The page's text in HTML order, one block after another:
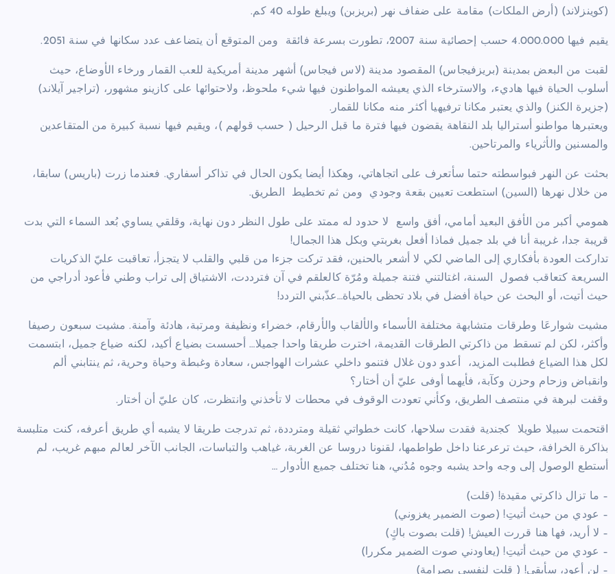
(كوينزلاند) (أرض الملكات) مقامة على ضفاف نهر (بريزبن) ويبلغ طوله 40 كم.
يقيم فيها 4.000.000 حسب إحصائية سنة 2007، تطورت بسرعة فائقة ومن المتوقع أن يتضاعف عدد سكانها في سنة 2051.
لقبت من البعض بمدينة (بريزفيجاس) المقصود مدينة (لاس فيجاس) أشهر مدينة أمريكية للعب القمار ورخاء الأوضاع، حيث
أسلوب الحياة فيها هاديء، والاسترخاء الذي يعيشه المواطنون فيها شيء ملحوظ، ولاحتوائها على كازينو مشهور، (تراجير آيلاند)
(جزيرة الكنز) والذي يعتبر مكانا ترفيهيا أكثر منه مكانا للقمار.
ويعتبرها مواطنو أستراليا بلد النقاهة يقضون فيها فترة ما قبل الرحيل ( حسب قولهم )، ويقيم فيها نسبة كبيرة من المتقاعدين
والمسنين والأثرياء والمرتاحين.
بحثت عن النهر فبواسطته حتما سأتعرف على اتجاهاتي، وهكذا أيضا يكون الحال في تذاكر أسفاري. فعندما زرت (باريس) سابقا،
من خلال نهرها (السين) استطعت تعيين بقعة وجودي ومن ثم تخطيط الطريق.
همومي أكبر من الأفق البعيد أمامي، أفق واسع لا حدود له ممتد على طول النظر دون نهاية، وقلقي يساوي بُعد السماء التي بدت
قريبة جدا، غريبة أنا في بلد جميل فماذا أفعل بغربتي وبكل هذا الجمال!
تداركت العودة بأفكاري إلى الماضي لكي لا أشعر بالحنين، فقد تركت جزءا من قلبي والقلب لا يتجزأ، تعاقبت عليّ الذكريات
السريعة كتعاقب فصول السنة، اغتالتني فتنة جميلة ومُرّة كالعلقم في آن فترددت، الاشتياق إلى تراب وطني فأعود أدراجي من
حيث أتيت، أو البحث عن حياة أفضل في بلاد تحظى بالحياة…عذّبني التردد!
مشيت شوارعَا وطرقات متشابهة مختلفة الأسماء والألقاب والأرقام، خضراء ونظيفة ومرتبة، هادئة وآمنة. مشيت سبعون رصيفا
وأكثر، لكن لم تسقط من ذاكرتي الطرقات القديمة، اخترت طريقا واحدا جميلا… أحسست بضياع أكيد، لكنه ضياع جميل، ابتسمت
لكل هذا الضياع فطلبت المزيد، أعدو دون غلال فتنمو داخلي عشرات الهواجس، سعادة وغبطة وحياة وحرية، ثم ينتابني ألم
وانقباض وزحام وحزن وكآبة، فأيهما أوفى عليّ أن أختار؟
وقفت لبرهة في منتصف الطريق، وكأني تعودت الوقوف في محطات لا تأخذني وانتظرت، كان عليّ أن أختار.
اقتحمت سبيلا طويلا كجندية فقدت سلاحها، كانت خطواتي ثقيلة ومترددة، ثم تدرجت طريقا لا يشبه أي طريق أعرفه، كنت متلبسة
بذاكرة الخرافة، حيث ترعرعنا داخل طواطمها، لقنونا دروسا عن الغربة، غياهب والتباسات، الجانب الآخر لعالم مبهم غريب، لم
أستطع الوصول إلى وجه واحد يشبه وجوه مُدُني، هنا تختلف جميع الأدوار …
– ما تزال ذاكرتي مقيدة! (قلت)
– عودي من حيث أتيتِ! (صوت الضمير يغزوني)
– لا أريد، فها هنا قررت العيش! (قلت بصوت باكٍ)
– عودي من حيث أتيتِ! (يعاودني صوت الضمير مكررا)
– لن أعود، سأبقى! ( قلت لنفسي بصرامة)